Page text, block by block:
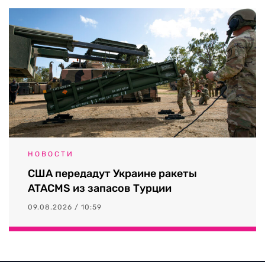
НОВОСТИ
США передадут Украине ракеты
ATACMS из запасов Турции
09.08.2026 / 10:59